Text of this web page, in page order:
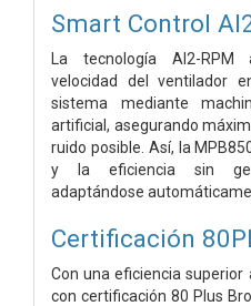
Smart Control
La tecnología AI2-
velocidad del ventilador
sistema mediante
artificial, asegurando
ruido posible. Así, la
y la eficiencia sin
adaptándose
Certificación
Con una eficiencia superior
con certificación 80 Plus